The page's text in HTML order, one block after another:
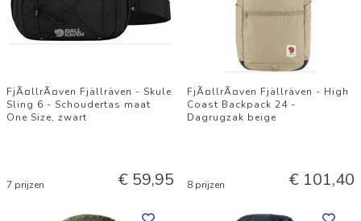
FjÃ¤llrÃ¤ven Fjällräven - Skule
Sling 6 - Schoudertas maat
One Size, zwart
7 prijzen € 59,95
FjÃ¤llrÃ¤ven Fjällräven - High
Coast Backpack 24 -
Dagrugzak beige
8 prijzen € 101,40